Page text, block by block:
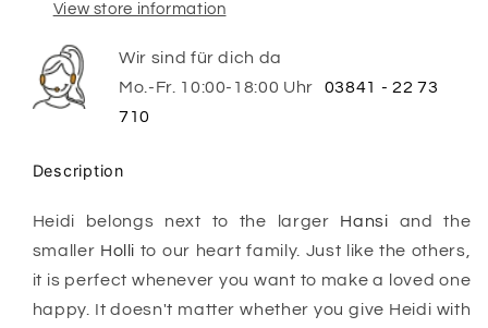
View store information
Wir sind für dich da
Mo.-Fr. 10:00-18:00 Uhr
03841 - 22 73
710
Description
Heidi belongs next to the larger Hansi
and the
smaller Holli to our heart family. Just like the others,
it is perfect whenever you want to make a loved one
happy. It doesn't matter whether you give Heidi with